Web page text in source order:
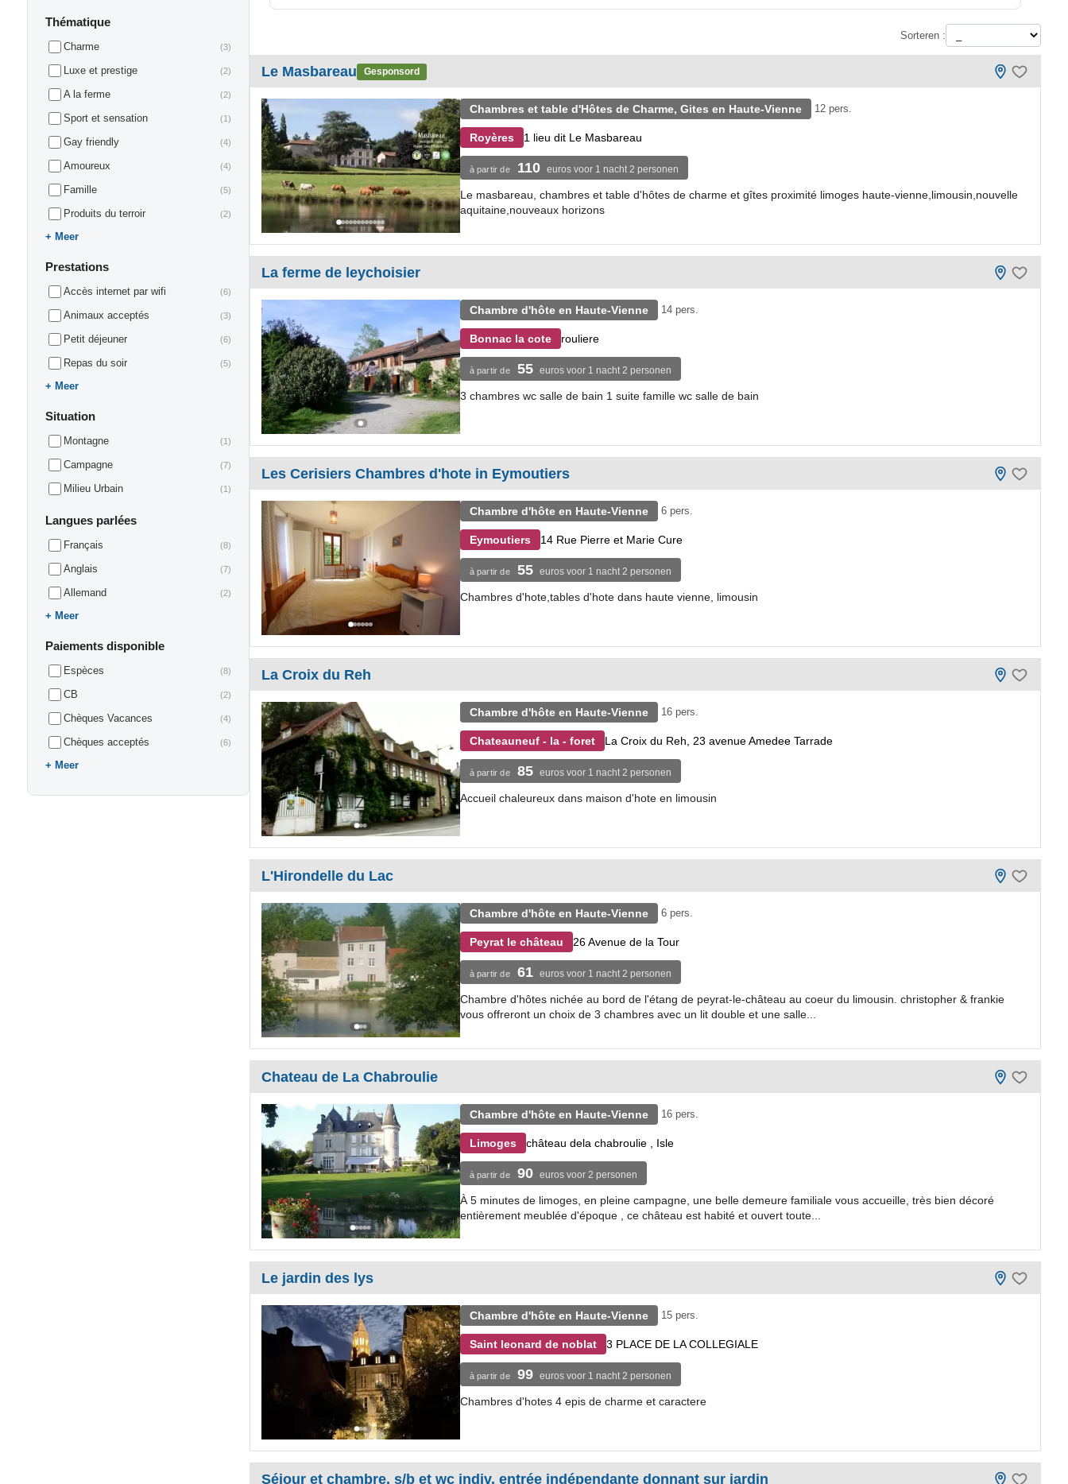
Thématique
Charme (3)
Luxe et prestige (2)
A la ferme (2)
Sport et sensation (1)
Gay friendly (4)
Amoureux (4)
Famille (5)
Produits du terroir (2)
Meer
Prestations
Accès internet par wifi (6)
Animaux acceptés (3)
Petit déjeuner (6)
Repas du soir (5)
Meer
Situation
Montagne (1)
Campagne (7)
Milieu Urbain (1)
Langues parlées
Français (8)
Anglais (7)
Allemand (2)
Meer
Paiements disponible
Espèces (8)
CB (2)
Chèques Vacances (4)
Chèques acceptés (6)
Meer
Sorteren :
Le Masbareau Gesponsord
Chambres et table d'Hôtes de Charme, Gites en Haute-Vienne 12 pers.
Royères 1 lieu dit Le Masbareau
à partir de 110 euros voor 1 nacht 2 personen
Le masbareau, chambres et table d'hôtes de charme et gîtes proximité limoges haute-vienne,limousin,nouvelle
aquitaine,nouveaux horizons
La ferme de leychoisier
Chambre d'hôte en Haute-Vienne 14 pers.
Bonnac la cote rouliere
à partir de 55 euros voor 1 nacht 2 personen
3 chambres wc salle de bain 1 suite famille wc salle de bain
Les Cerisiers Chambres d'hote in Eymoutiers
Chambre d'hôte en Haute-Vienne 6 pers.
Eymoutiers 14 Rue Pierre et Marie Cure
à partir de 55 euros voor 1 nacht 2 personen
Chambres d'hote,tables d'hote dans haute vienne, limousin
La Croix du Reh
Chambre d'hôte en Haute-Vienne 16 pers.
Chateauneuf - la - foret La Croix du Reh, 23 avenue Amedee Tarrade
à partir de 85 euros voor 1 nacht 2 personen
Accueil chaleureux dans maison d'hote en limousin
L'Hirondelle du Lac
Chambre d'hôte en Haute-Vienne 6 pers.
Peyrat le château 26 Avenue de la Tour
à partir de 61 euros voor 1 nacht 2 personen
Chambre d'hôtes nichée au bord de l'étang de peyrat-le-château au coeur du limousin. christopher & frankie
vous offreront un choix de 3 chambres avec un lit double et une salle...
Chateau de La Chabroulie
Chambre d'hôte en Haute-Vienne 16 pers.
Limoges château dela chabroulie , Isle
à partir de 90 euros voor 2 personen
À 5 minutes de limoges, en pleine campagne, une belle demeure familiale vous accueille, très bien décoré
entièrement meublée d'époque , ce château est habité et ouvert toute...
Le jardin des lys
Chambre d'hôte en Haute-Vienne 15 pers.
Saint leonard de noblat 3 PLACE DE LA COLLEGIALE
à partir de 99 euros voor 1 nacht 2 personen
Chambres d'hotes 4 epis de charme et caractere
Séjour et chambre, s/b et wc indiv. entrée indépendante donnant sur jardin